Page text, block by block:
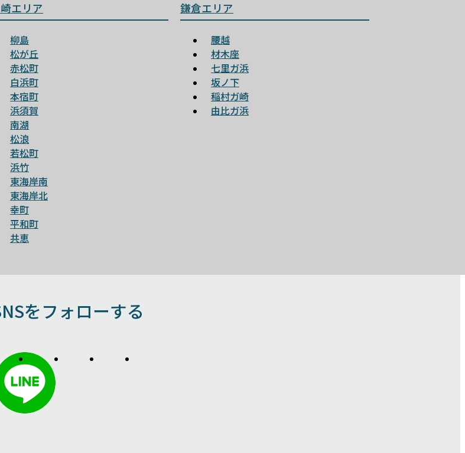
エリア
柳島
松が丘
赤松町
白浜町
本宿町
浜須賀
南湖
松浪
若松町
浜竹
東海岸南
東海岸北
幸町
平和町
共恵
鎌倉エリア
腰越
材木座
七里ガ浜
坂ノ下
稲村ガ崎
由比ガ浜
をフォローする